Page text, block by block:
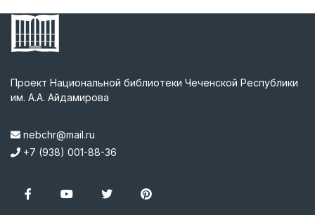
Проект Национальной библиотеки Чеченской Республики
им. А.А. Айдамирова
nebchr@mail.ru
+7 (938) 001-88-36